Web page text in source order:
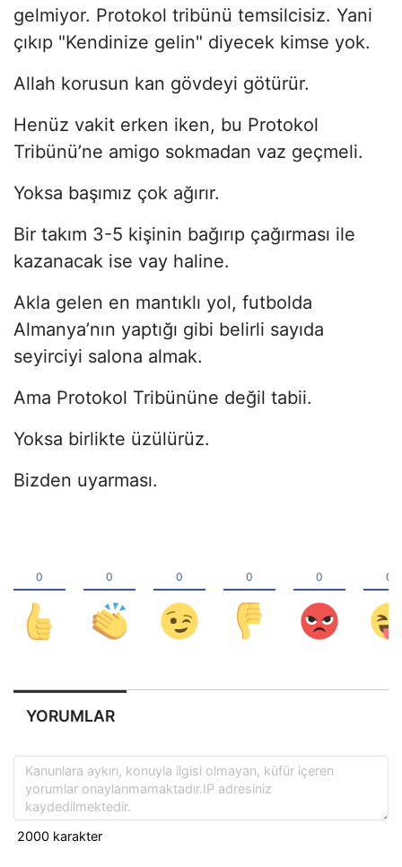
gelmiyor. Protokol tribünü temsilcisiz. Yani
çıkıp "Kendinize gelin" diyecek kimse yok.
Allah korusun kan gövdeyi götürür.
Henüz vakit erken iken, bu Protokol
Tribünü’ne amigo sokmadan vaz geçmeli.
Yoksa başımız çok ağırır.
Bir takım 3-5 kişinin bağırıp çağırması ile
kazanacak ise vay haline.
Akla gelen en mantıklı yol, futbolda
Almanya’nın yaptığı gibi belirli sayıda
seyirciyi salona almak.
Ama Protokol Tribününe değil tabii.
Yoksa birlikte üzülürüz.
Bizden uyarması.
YORUMLAR